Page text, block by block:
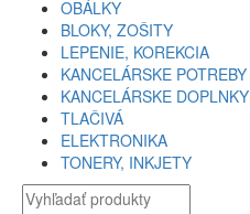
OBÁLKY
BLOKY, ZOŠITY
LEPENIE, KOREKCIA
KANCELÁRSKE POTREBY
KANCELÁRSKE DOPLNKY
TLAČIVÁ
ELEKTRONIKA
TONERY, INKJETY